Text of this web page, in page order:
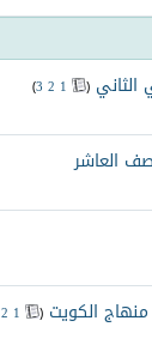
(
1
2
3
)
العاشر
الكويت (
1
2